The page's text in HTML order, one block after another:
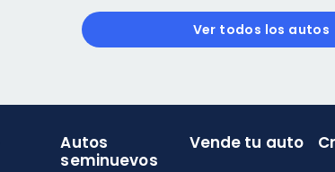
Ver todos los autos
Autos
seminuevos
Vende tu auto